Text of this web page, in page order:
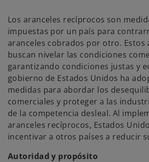
p
e
s
t
a
a
n
u
v
Los aranceles recíprocos son
impuestas por un país para
aranceles cobrados por otro. Estos
buscan nivelar las condiciones
garantizando condiciones justas y
gobierno de Estados Unidos ha
medidas para abordar los
comerciales y proteger a las
de la competencia desleal. Al
aranceles recíprocos, Estados
incentivar a otros países a reducir
Autoridad y propósito